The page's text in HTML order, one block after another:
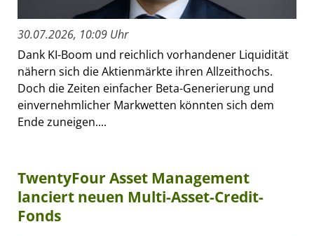
30.07.2026, 10:09 Uhr
Dank KI-Boom und reichlich vorhandener Liquidität
nähern sich die Aktienmärkte ihren Allzeithochs.
Doch die Zeiten einfacher Beta-Generierung und
einvernehmlicher Markwetten könnten sich dem
Ende zuneigen....
TwentyFour Asset Management
lanciert neuen Multi-Asset-Credit-
Fonds